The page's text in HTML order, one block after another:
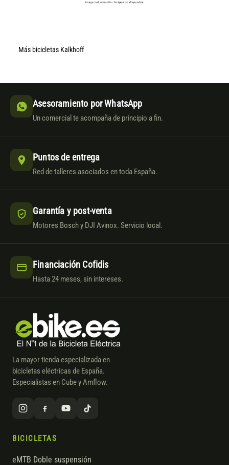
Más bicicletas Kalkhoff
Asesoramiento por WhatsApp
Un comercial te acompaña de principio a fin.
Puntos de entrega
Red de talleres asociados en toda España.
Garantía y post-venta
Motores Bosch y DJI Avinox. Servicio local.
Financiación Cofidis
Hasta 24 meses, sin intereses.
La mayor tienda especializada en
bicicletas eléctricas de España.
Especialistas en Cube y Amflow.
BICICLETAS
eMTB Doble suspensión